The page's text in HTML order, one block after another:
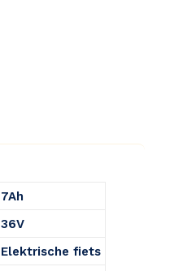
7Ah
36V
Elektrische fiets